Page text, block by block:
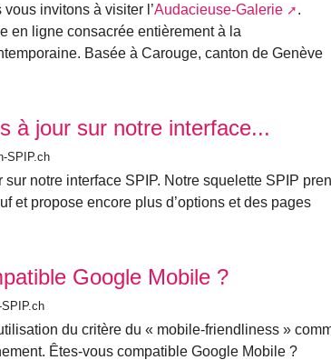
vous invitons à visiter l’Audacieuse-Galerie
.
en ligne consacrée entièrement à la
Basée à Carouge, canton de Genève
à jour sur notre interface...
SPIP.ch
notre interface SPIP. Notre squelette SPIP
et propose encore plus d’options et des pages
Google Mobile ?
SPIP.ch
du critère du « mobile-friendliness »
Êtes-vous compatible Google Mobile ?